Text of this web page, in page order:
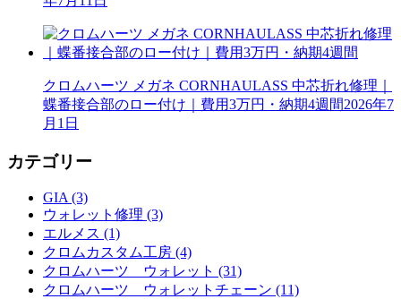
クロムハーツ メガネ CORNHAULASS 中芯折れ修理｜
蝶番接合部のロー付け｜費用3万円・納期4週間2026年7
月1日
カテゴリー
GIA (3)
ウォレット修理 (3)
エルメス (1)
クロムカスタム工房 (4)
クロムハーツ ウォレット (31)
クロムハーツ ウォレットチェーン (11)